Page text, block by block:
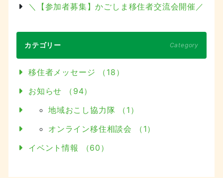
＼【参加者募集】かごしま移住者交流会開催／
カテゴリー Category
移住者メッセージ （18）
お知らせ （94）
地域おこし協力隊 （1）
オンライン移住相談会 （1）
イベント情報 （60）